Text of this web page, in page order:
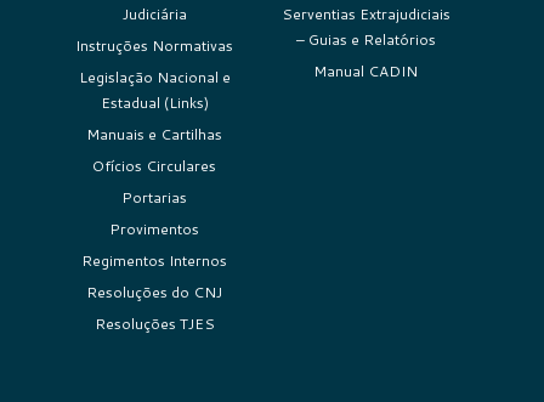
Judiciária
Instruções Normativas
Legislação Nacional e
Estadual (Links)
Manuais e Cartilhas
Ofícios Circulares
Portarias
Provimentos
Regimentos Internos
Resoluções do CNJ
Resoluções TJES
Serventias Extrajudiciais
– Guias e Relatórios
Manual CADIN